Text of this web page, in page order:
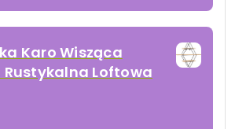
Karo Wisząca
Rustykalna Loftowa